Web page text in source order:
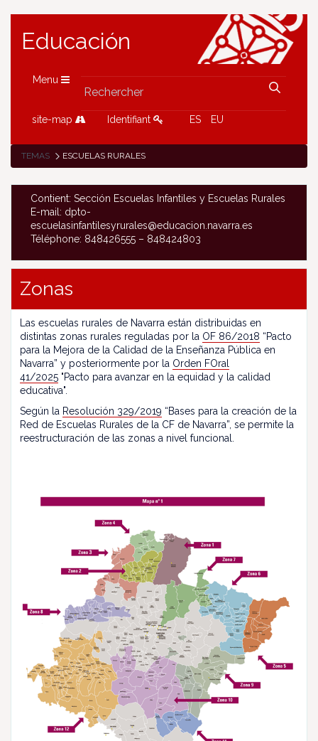
Educación
Menu
site-map Identifiant ES EU
TEMAS ESCUELAS RURALES
Contient: Sección Escuelas Infantiles y Escuelas Rurales
E-mail: dpto-
escuelasinfantilesyrurales@educacion.navarra.es
Téléphone: 848426555 – 848424803
Zonas
Las escuelas rurales de Navarra están distribuidas en
distintas zonas rurales reguladas por la OF 86/2018 “Pacto
para la Mejora de la Calidad de la Enseñanza Pública en
Navarra” y posteriormente por la Orden FOral
41/2025 "Pacto para avanzar en la equidad y la calidad
educativa".
Según la Resolución 329/2019 “Bases para la creación de la
Red de Escuelas Rurales de la CF de Navarra”, se permite la
reestructuración de las zonas a nivel funcional.